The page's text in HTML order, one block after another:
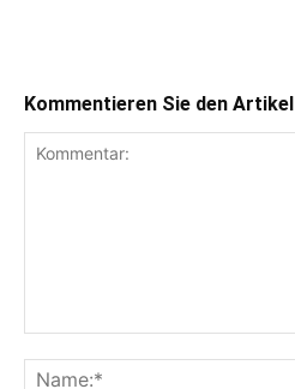
Kommentieren Sie den Artikel